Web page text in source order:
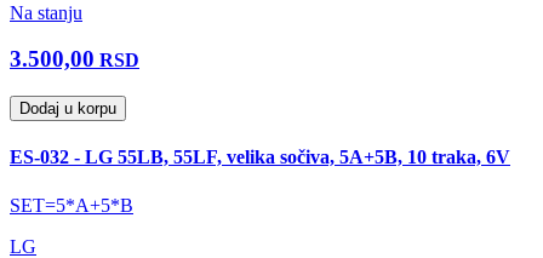
Na stanju
3.500,00 RSD
Dodaj u korpu
ES-032 - LG 55LB, 55LF, velika sočiva, 5A+5B, 10 traka, 6V
SET=5*A+5*B
LG